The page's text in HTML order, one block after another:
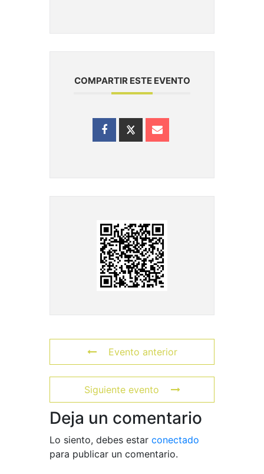
COMPARTIR ESTE EVENTO
Evento anterior
Siguiente evento
Deja un comentario
Lo siento, debes estar conectado
para publicar un comentario.